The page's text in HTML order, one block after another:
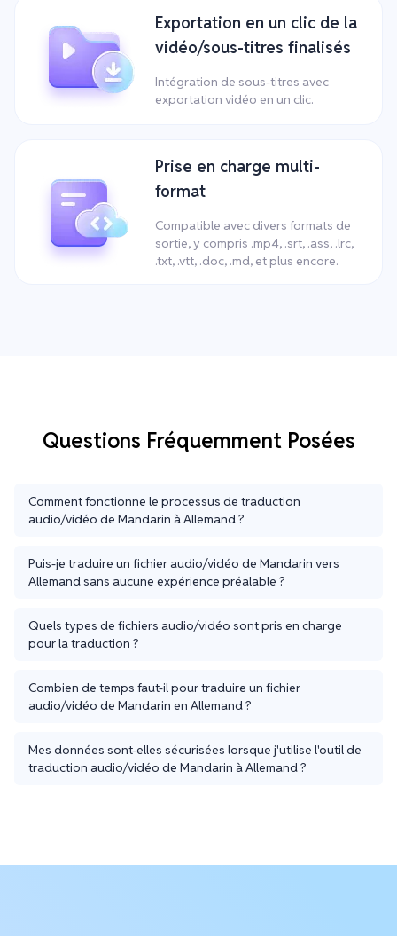
Exportation en un clic de la
vidéo/sous-titres finalisés
Intégration de sous-titres avec
exportation vidéo en un clic.
Prise en charge multi-
format
Compatible avec divers formats de
sortie, y compris .mp4, .srt, .ass, .lrc,
.txt, .vtt, .doc, .md, et plus encore.
Questions Fréquemment Posées
Comment fonctionne le processus de traduction
audio/vidéo de Mandarin à Allemand ?
Puis-je traduire un fichier audio/vidéo de Mandarin vers
Allemand sans aucune expérience préalable ?
Quels types de fichiers audio/vidéo sont pris en charge
pour la traduction ?
Combien de temps faut-il pour traduire un fichier
audio/vidéo de Mandarin en Allemand ?
Mes données sont-elles sécurisées lorsque j'utilise l'outil de
traduction audio/vidéo de Mandarin à Allemand ?